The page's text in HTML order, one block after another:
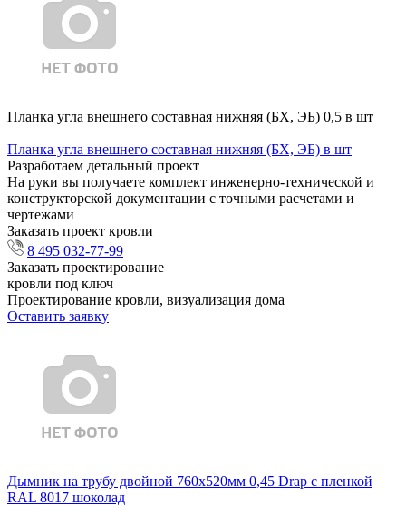
Планка угла внешнего составная нижняя (БХ, ЭБ) 0,5 в шт
Планка угла внешнего составная нижняя (БХ, ЭБ) в шт
Разработаем детальный проект
На руки вы получаете комплект инженерно-технической и
конструкторской документации с точными расчетами и
чертежами
Заказать проект кровли
8 495 032-77-99
Заказать проектирование
кровли под ключ
Проектирование кровли, визуализация дома
Оставить заявку
Дымник на трубу двойной 760х520мм 0,45 Drap с пленкой
RAL 8017 шоколад